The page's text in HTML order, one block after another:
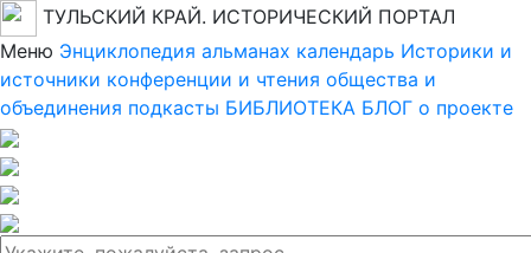
ТУЛЬСКИЙ КРАЙ. ИСТОРИЧЕСКИЙ ПОРТАЛ
Меню Энциклопедия альманах календарь Историки и
источники конференции и чтения общества и
объединения подкасты БИБЛИОТЕКА БЛОГ о проекте